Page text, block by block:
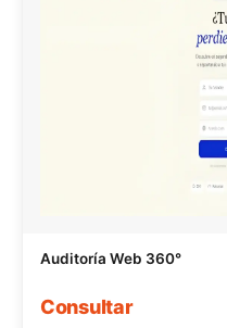
Auditoría Web 360°
Consultar